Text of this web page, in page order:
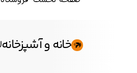
خانه و آشپزخانه